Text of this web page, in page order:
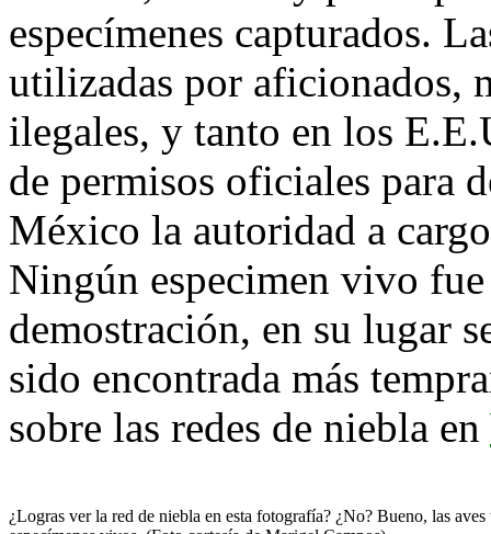
especímenes capturados.
utilizadas por aficionados,
ilegales, y tanto en los
de permisos oficiales para
México la autoridad a
Ningún especimen vivo fue
demostración, en su lugar
sido encontrada más
sobre las redes de niebla en
¿Logras ver la red de niebla en esta fotografía? ¿No? Bueno, las